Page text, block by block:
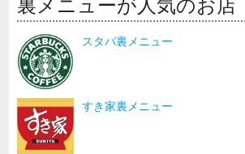
裏メニューが人気のお店
スタバ裏メニュー
すき家裏メニュー